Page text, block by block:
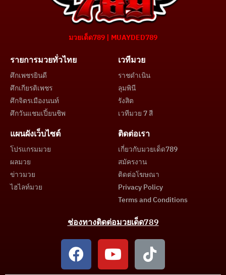
มวยเด็ด789 | MUAYDED789
รายการมวยทั่วไทย
ศึกเพชรยินดี
ศึกเกียรติเพชร
ศึกจิตรเมืองนนท์
ศึกวันแชมเปี้ยนชิพ
เวทีมวย
ราชดำเนิน
ลุมพินี
รังสิต
เวทีมวย 7 สี
แผนผังเว็บไซต์
โปรแกรมมวย
ผลมวย
ข่าวมวย
ไฮไลท์มวย
ติดต่อเรา
เกี่ยวกับมวยเด็ด789
สมัครงาน
ติดต่อโฆษณา
Privacy Policy
Terms and Conditions
ช่องทางติดต่อมวยเด็ด789